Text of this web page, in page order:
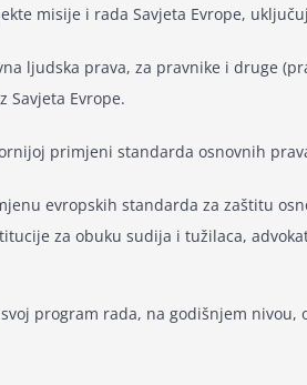
misije i rada Savjeta Evrope,
ljudska prava, za pravnike i druge
Savjeta Evrope.
primjeni standarda osnovnih
evropskih standarda za zaštitu
za obuku sudija i tužilaca,
program rada, na godišnjem